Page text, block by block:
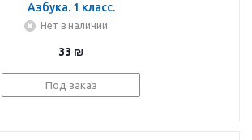
Азбука. 1 класс.
Поурочное
условиях
формирования УУД.
Часть 2
Нет в наличии
33 ₪
Под заказ